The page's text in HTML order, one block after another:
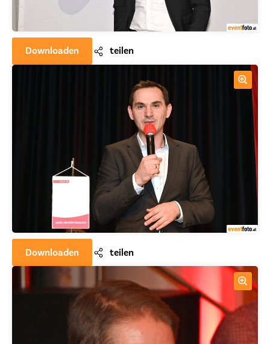
Downloaden teilen
Downloaden teilen